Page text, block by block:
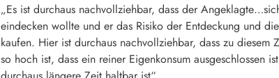
„Es ist durchaus nachvollziehbar, dass der
eindecken wollte und er das Risiko der Entdeckung und
kaufen. Hier ist durchaus nachvollziehbar, dass zu
so hoch ist, dass ein reiner Eigenkonsum ausgeschlossen